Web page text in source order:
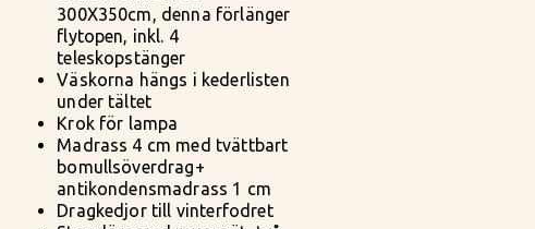
300X350cm, denna förlänger
flytopen, inkl. 4
teleskopstänger
Väskorna hängs i kederlisten
under tältet
Krok för lampa
Madrass 4 cm med tvättbart
bomullsöverdrag+
antikondensmadrass 1 cm
Dragkedjor till vinterfodret